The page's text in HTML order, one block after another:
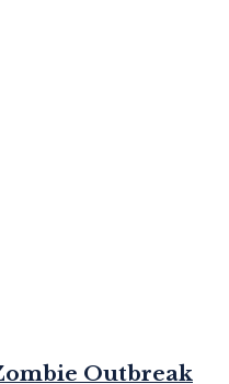
Outbreak